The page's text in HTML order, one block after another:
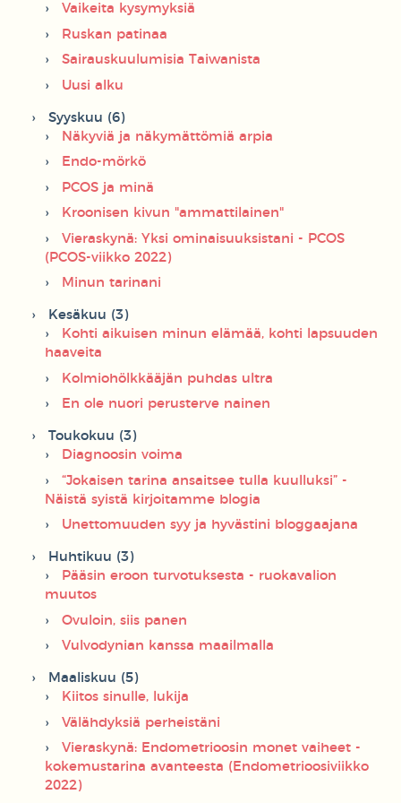
Vaikeita kysymyksiä
Ruskan patinaa
Sairauskuulumisia Taiwanista
Uusi alku
Syyskuu (6)
Näkyviä ja näkymättömiä arpia
Endo-mörkö
PCOS ja minä
Kroonisen kivun "ammattilainen"
Vieraskynä: Yksi ominaisuuksistani - PCOS
(PCOS-viikko 2022)
Minun tarinani
Kesäkuu (3)
Kohti aikuisen minun elämää, kohti lapsuuden
haaveita
Kolmiohölkkääjän puhdas ultra
En ole nuori perusterve nainen
Toukokuu (3)
Diagnoosin voima
“Jokaisen tarina ansaitsee tulla kuulluksi” -
Näistä syistä kirjoitamme blogia
Unettomuuden syy ja hyvästini bloggaajana
Huhtikuu (3)
Pääsin eroon turvotuksesta - ruokavalion
muutos
Ovuloin, siis panen
Vulvodynian kanssa maailmalla
Maaliskuu (5)
Kiitos sinulle, lukija
Välähdyksiä perheistäni
Vieraskynä: Endometrioosin monet vaiheet -
kokemustarina avanteesta (Endometrioosiviikko
2022)